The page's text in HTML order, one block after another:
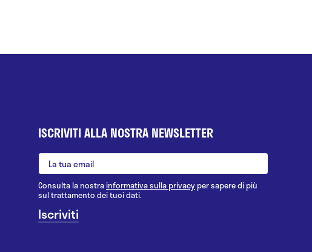
ISCRIVITI ALLA NOSTRA NEWSLETTER
Consulta la nostrainformativa sulla privacy per sapere di più
sul trattamento dei tuoi dati.